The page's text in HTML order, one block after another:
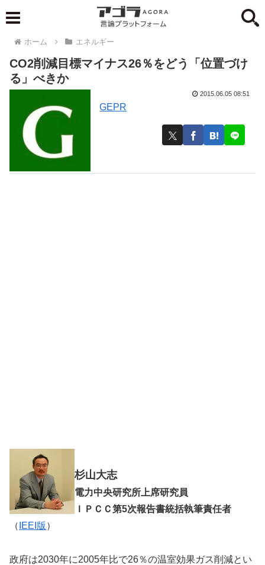
ホーム エネルギー
CO2削減目標マイナス26％をどう「位置づけ
る」べきか
GEPR
2015.06.05 08:51
杉山大志
電力中央研究所上席研究員
ＩＰＣＣ第5次報告書統括執筆責任者
（ IEEI版 ）
政府は2030年に2005年比で26％の温室効果ガス削減とい